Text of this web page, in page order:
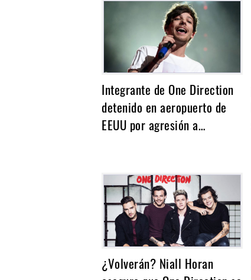
Integrante de One Direction
detenido en aeropuerto de
EEUU por agresión a…
¿Volverán? Niall Horan